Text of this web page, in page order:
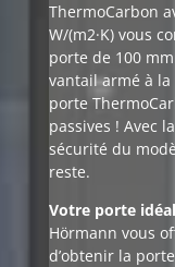
ThermoCarbon
W/(m2·K) vous
porte de 100
vantail armé à
porte
passives ! Avec
sécurité du
reste.
Votre porte
Hörmann vous
d’obtenir la